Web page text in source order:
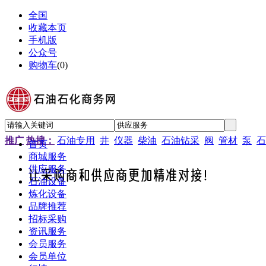
全国
收藏本页
手机版
公众号
购物车(0)
推广 热搜： 石油专用 井 仪器 柴油 石油钻采 阀 管材 泵
首页
商城服务
供应服务
石油设备
炼化设备
品牌推荐
招标采购
资讯服务
会员服务
会员单位